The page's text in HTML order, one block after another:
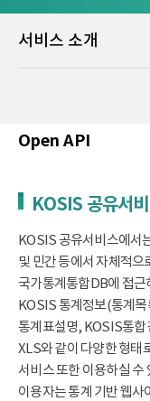
서비스 소개
Open API
KOSIS 공유서
KOSIS 공유서비스에서
및 민간 등에서 자체적으
국가통계통합DB에 접근
KOSIS 통계정보(통계
통계표설명, KOSIS통
XLS와 같이 다양한 형태
서비스 또한 이용하실 수
이용자는 통계 기반 웹사